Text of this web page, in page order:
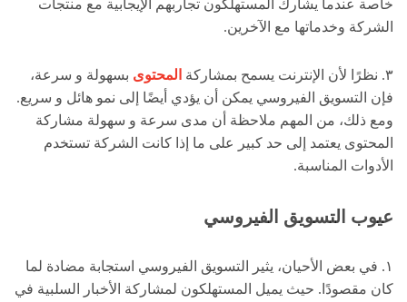
خاصة عندما يشارك المستهلكون تجاربهم الإيجابية مع منتجات
الشركة وخدماتها مع الآخرين.
٣. نظرًا لأن الإنترنت يسمح بمشاركة المحتوى بسهولة و سرعة،
فإن التسويق الفيروسي يمكن أن يؤدي أيضًا إلى نمو هائل و سريع.
ومع ذلك، من المهم ملاحظة أن مدى سرعة و سهولة مشاركة
المحتوى يعتمد إلى حد كبير على ما إذا كانت الشركة تستخدم
الأدوات المناسبة.
عيوب التسويق الفيروسي
١. في بعض الأحيان، يثير التسويق الفيروسي استجابة مضادة لما
كان مقصودًا. حيث يميل المستهلكون لمشاركة الأخبار السلبية في